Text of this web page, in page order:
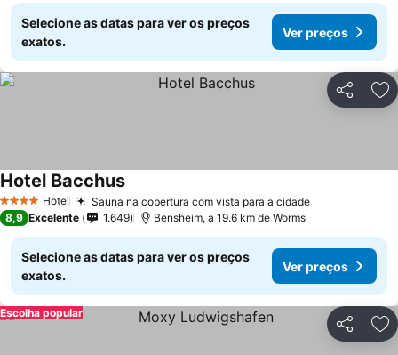
Selecione as datas para ver os preços
exatos.
Ver preços
Partilhar
4 EstrelasHotel Sauna na cobertura com vista para a cidade
Hotel Bacchus
8,9 Excelente 1.649 Bensheim, a 19.6 km de Worms
Selecione as datas para ver os preços
exatos.
Ver preços
Partilhar
Escolha popular